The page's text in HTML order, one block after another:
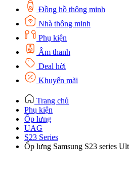
Đồng hồ thông minh
Nhà thông minh
Phụ kiện
Âm thanh
Deal hời
Khuyến mãi
Trang chủ
Phụ kiện
Ốp lưng
UAG
S23 Series
Ốp lưng Samsung S23 series